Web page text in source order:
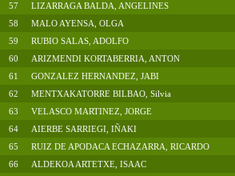
57
LIZARRAGA BALDA, ANGELINES
58
MALO AYENSA, OLGA
59
RUBIO SALAS, ADOLFO
60
ARIZMENDI KORTABERRIA, ANTON
61
GONZALEZ HERNANDEZ, JABI
62
MENTXAKATORRE BILBAO, Silvia
63
VELASCO MARTINEZ, JORGE
64
AIERBE SARRIEGI, IÑAKI
65
RUIZ DE APODACA ECHAZARRA, RICARDO
66
ALDEKOA ARTETXE, ISAAC